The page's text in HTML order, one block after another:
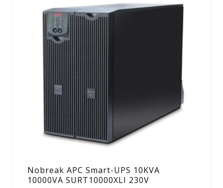
Nobreak APC Smart-UPS 10KVA
10000VA SURT10000XLI 230V